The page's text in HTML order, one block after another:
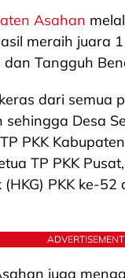
Asahan
meraih juara
Tangguh
dari semua
Desa
PKK
TP PKK
PKK ke-52
ADVERTISEMENT
juga